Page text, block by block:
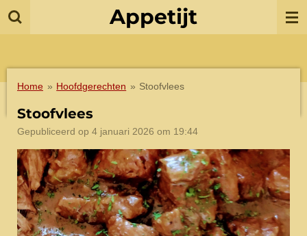
Ga
Appetijt
Home » Hoofdgerechten » Stoofvlees
Stoofvlees
Gepubliceerd op 4 januari 2026 om 19:44